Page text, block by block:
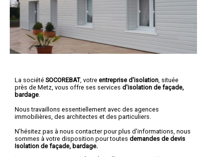
La société SOCOREBAT, votre entreprise d'isolation , située
près de Metz, vous offre ses services d'isolation de façade,
bardage
Nous travaillons essentiellement avec des agences
immobilières, des architectes et des particuliers.
N'hésitez pas à nous contacter pour plus d'informations, nous
sommes à votre disposition pour toutes demandes de devis
Isolation de façade, bardage.